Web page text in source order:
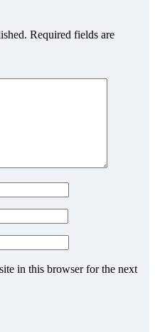
Required fields are
in this browser for the next